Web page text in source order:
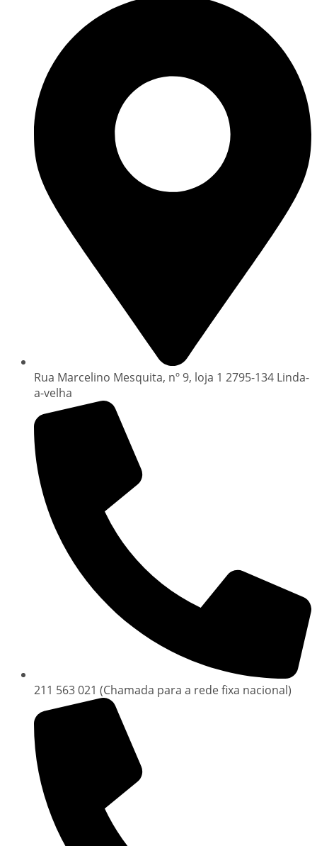
Rua Marcelino Mesquita, nº 9, loja 1 2795-134 Linda-
a-velha
211 563 021 (Chamada para a rede fixa nacional)